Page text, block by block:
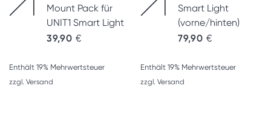
Mount Pack für
UNIT1 Smart Light
39,90 €
Enthält 19% Mehrwertsteuer
zzgl. Versand
Smart Light
(vorne/hinten)
79,90 €
Enthält 19% Mehrwertsteuer
zzgl. Versand